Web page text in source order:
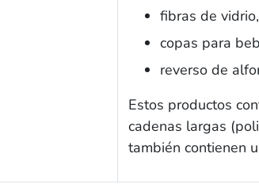
fibras de
copas para
reverso de
Estos productos
cadenas largas
también contienen